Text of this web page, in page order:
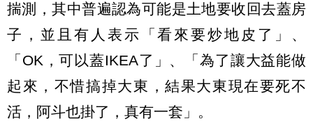
揣測，其中普遍認為可能是土地要收回去蓋房
子，並且有人表示「看來要炒地皮了」、
「OK，可以蓋IKEA了」、「為了讓大益能做
起來，不惜搞掉大東，結果大東現在要死不
活，阿斗也掛了，真有一套」。